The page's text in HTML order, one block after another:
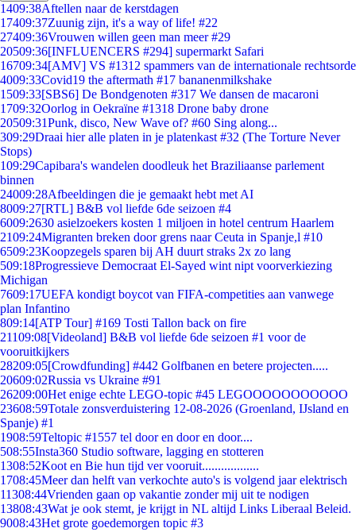
1409:38Aftellen naar de kerstdagen
17409:37Zuunig zijn, it's a way of life! #22
27409:36Vrouwen willen geen man meer #29
20509:36[INFLUENCERS #294] supermarkt Safari
16709:34[AMV] VS #1312 spammers van de internationale rechtsorde
4009:33Covid19 the aftermath #17 bananenmilkshake
1509:33[SBS6] De Bondgenoten #317 We dansen de macaroni
1709:32Oorlog in Oekraïne #1318 Drone baby drone
20509:31Punk, disco, New Wave of? #60 Sing along...
309:29Draai hier alle platen in je platenkast #32 (The Torture Never
Stops)
109:29Capibara's wandelen doodleuk het Braziliaanse parlement
binnen
24009:28Afbeeldingen die je gemaakt hebt met AI
8009:27[RTL] B&B vol liefde 6de seizoen #4
6009:2630 asielzoekers kosten 1 miljoen in hotel centrum Haarlem
2109:24Migranten breken door grens naar Ceuta in Spanje,l #10
6509:23Koopzegels sparen bij AH duurt straks 2x zo lang
509:18Progressieve Democraat El-Sayed wint nipt voorverkiezing
Michigan
7609:17UEFA kondigt boycot van FIFA-competities aan vanwege
plan Infantino
809:14[ATP Tour] #169 Tosti Tallon back on fire
21109:08[Videoland] B&B vol liefde 6de seizoen #1 voor de
vooruitkijkers
28209:05[Crowdfunding] #442 Golfbanen en betere projecten.....
20609:02Russia vs Ukraine #91
26209:00Het enige echte LEGO-topic #45 LEGOOOOOOOOOOO
23608:59Totale zonsverduistering 12-08-2026 (Groenland, IJsland en
Spanje) #1
1908:59Teltopic #1557 tel door en door en door....
508:55Insta360 Studio software, lagging en stotteren
1308:52Koot en Bie hun tijd ver vooruit..................
1708:45Meer dan helft van verkochte auto's is volgend jaar elektrisch
11308:44Vrienden gaan op vakantie zonder mij uit te nodigen
13808:43Wat je ook stemt, je krijgt in NL altijd Links Liberaal Beleid.
9008:43Het grote goedemorgen topic #3